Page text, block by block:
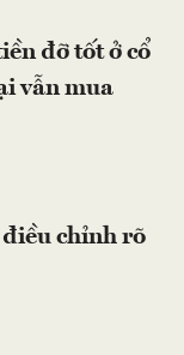
đỡ tốt ở cổ
vẫn mua
điều chỉnh rõ